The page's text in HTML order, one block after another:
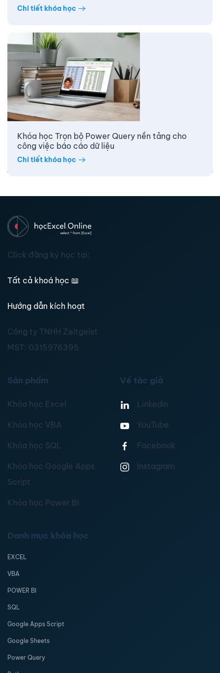
Chi tiết khóa học
Khóa học Trọn bộ Power Query nền tảng cho
công việc báo cáo dữ liệu
Chi tiết khóa học
Click đăng ký học tại:
Tất cả khoá học 📖
Hướng dẫn kích hoạt
Công ty TNHH Zeitgeist
MST: 0315976395
Sản phẩm
Khóa học Excel
Khóa học VBA
Khóa học SQL
Khóa học Google Apps
Script
Khóa học Power BI
Về tác giả
Linkedin
YouTube
Facebook
Instagram
Danh mục khóa học
EXCEL
VBA
POWER BI
SQL
Google Apps Script
Google Sheets
Power Query